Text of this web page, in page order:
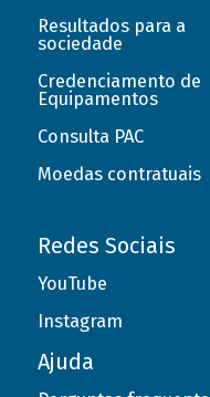
Resultados para a
sociedade
Credenciamento de
Equipamentos
Consulta PAC
Moedas contratuais
Redes Sociais
YouTube
Instagram
Ajuda